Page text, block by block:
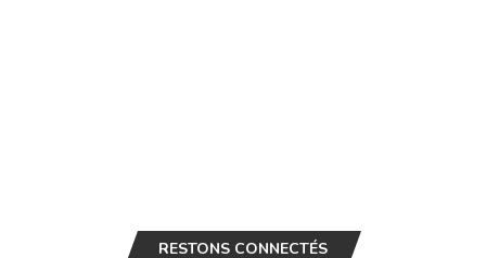
RESTONS CONNECTÉS